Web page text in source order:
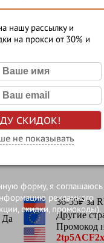
нашу рассылку и
на прокси от 30% и
СКИДОК!
не показывать
форму, я соглашаюсь
рекламного
скидки, промокоды).
Да
0,13-0,83₽/
Да
36-55₽ за
Другие
Промокод